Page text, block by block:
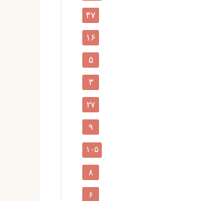
۴۷
۱۶
۵
۳
۲۷
۹
۱۰۵
۸
۶